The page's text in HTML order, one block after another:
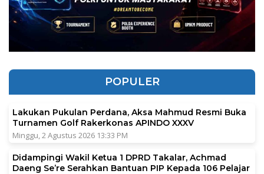
POPULER
Lakukan Pukulan Perdana, Aksa Mahmud Resmi Buka
Turnamen Golf Rakerkonas APINDO XXXV
Minggu, 2 Agustus 2026 13:33 PM
Didampingi Wakil Ketua 1 DPRD Takalar, Achmad
Daeng Se’re Serahkan Bantuan PIP Kepada 106 Pelajar